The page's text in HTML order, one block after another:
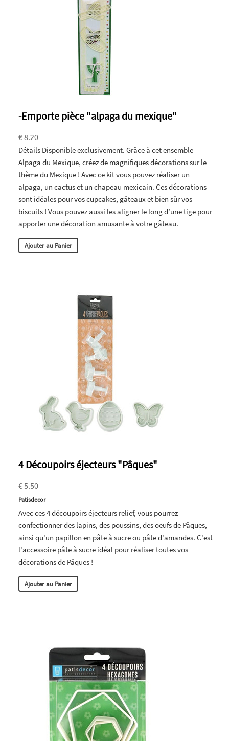
-Emporte pièce "alpaga du mexique"
€ 8.20
Détails Disponible exclusivement. Grâce à cet ensemble
Alpaga du Mexique, créez de magnifiques décorations sur le
thème du Mexique ! Avec ce kit vous pouvez réaliser un
alpaga, un cactus et un chapeau mexicain. Ces décorations
sont idéales pour vos cupcakes, gâteaux et bien sûr vos
biscuits ! Vous pouvez aussi les aligner le long d’une tige pour
apporter une décoration amusante à votre gâteau.
Ajouter au Panier
4 Découpoirs éjecteurs "Pâques"
€ 5.50
Patisdecor
Avec ces 4 découpoirs éjecteurs relief, vous pourrez
confectionner des lapins, des poussins, des oeufs de Pâques,
ainsi qu'un papillon en pâte à sucre ou pâte d'amandes. C'est
l'accessoire pâte à sucre idéal pour réaliser toutes vos
décorations de Pâques !
Ajouter au Panier